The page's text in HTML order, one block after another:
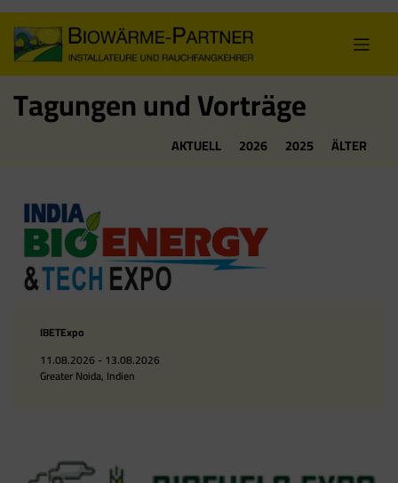
content
Tagungen und Vorträge
AKTUELL 2026 2025 ÄLTER
IBETExpo
11.08.2026 - 13.08.2026
Greater Noida, Indien